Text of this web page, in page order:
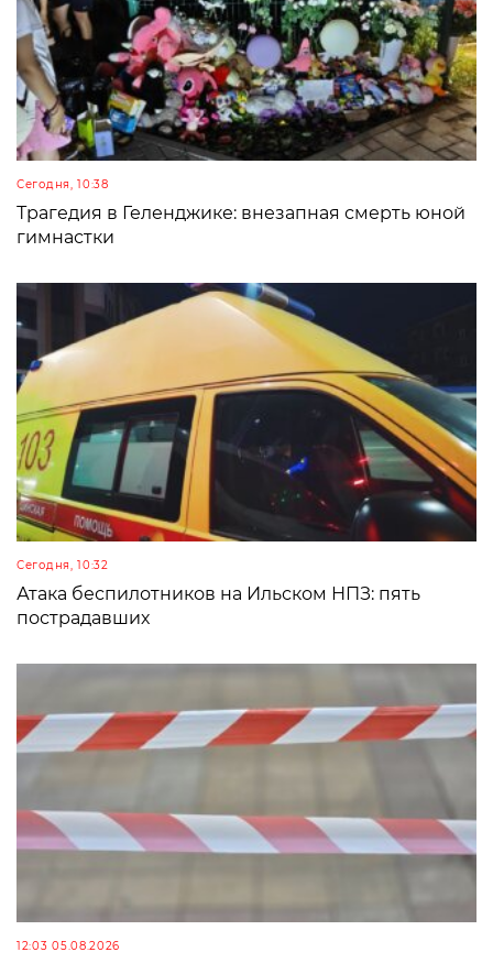
Сегодня, 10:38
Трагедия в Геленджике: внезапная смерть юной
гимнастки
Сегодня, 10:32
Атака беспилотников на Ильском НПЗ: пять
пострадавших
12:03 05.08.2026